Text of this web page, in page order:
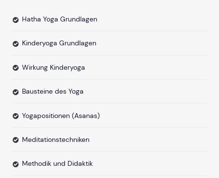
Hatha Yoga Grundlagen
Kinderyoga Grundlagen
Wirkung Kinderyoga
Bausteine des Yoga
Yogapositionen (Asanas)
Meditationstechniken
Methodik und Didaktik